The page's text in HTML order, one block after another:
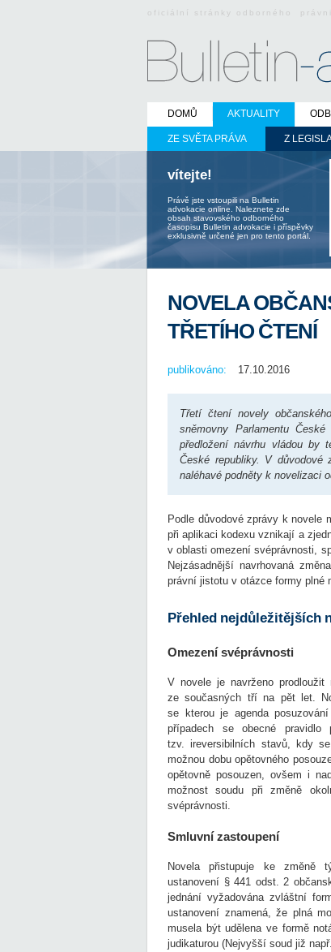
oficiální stránky odborného
DOMŮ AKTUALITY
ZE SVĚTA PRÁVA Z
vítejte!
Právě jste vstoupili na Bulletin
advokacie online. Naleznete zde
obsah stavovského odborného
časopisu Bulletin advokacie i příspěvky
exklusivně určené jen pro tento portál.
NOVELA
TŘETÍHO ČTENÍ
publikováno: 17.10.2016
Třetí čtení novely
sněmovny Parlamentu
předložení návrhu vládou by
České republiky. V důvodové
naléhavé podněty k novelizaci
Podle důvodové zprávy k novele
při aplikaci kodexu vznikají a
v oblasti omezení svéprávnosti,
Nejzásadnější navrhovaná
právní jistotu v otázce formy plné
Přehled nejdůležitějších
Omezení svéprávnosti
V novele je navrženo
ze současných tří na pět let.
se kterou je agenda
případech se obecné
tzv. ireversibilních stavů, kdy
možnou dobu opětovného
opětovně posouzen, ovšem i
možnost soudu při změně
svéprávnosti.
Smluvní zastoupení
Novela přistupuje ke změně
ustanovení § 441 odst. 2
jednání vyžadována zvláštní
ustanovení znamená, že plná
musela být udělena ve formě
judikaturou (Nejvyšší soud již